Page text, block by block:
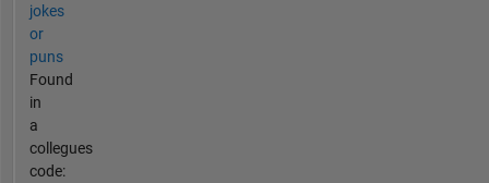
jokes
or
puns
Found
in
a
collegues
code: